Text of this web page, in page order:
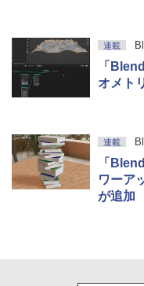
連載
「
オメト
連載
「
ワーア
が追加